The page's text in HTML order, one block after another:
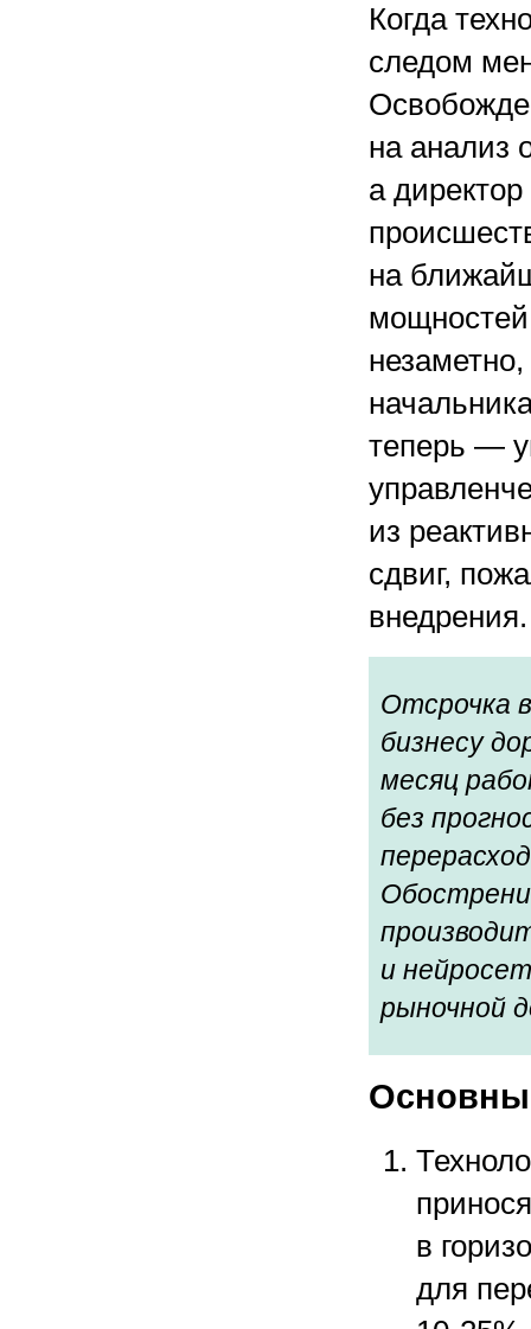
Когда
следом
на анализ
а
на
теперь —
из
сдвиг,
внедрения.
Отсрочка
бизнесу
месяц
без
и
рыночной
в
для